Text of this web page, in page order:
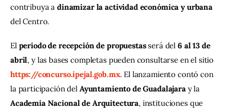
contribuya a dinamizar la actividad económica y urbana
del Centro.
El periodo de recepción de propuestas será del 6 al 13 de
abril, y las bases completas pueden consultarse en el sitio
https://concurso.ipejal.gob.mx. El lanzamiento contó con
la participación del Ayuntamiento de Guadalajara y la
Academia Nacional de Arquitectura, instituciones que